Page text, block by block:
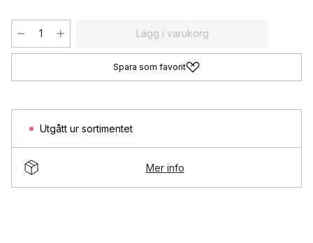
Lägg i varukorg
Spara som favorit
Utgått ur sortimentet
Mer info